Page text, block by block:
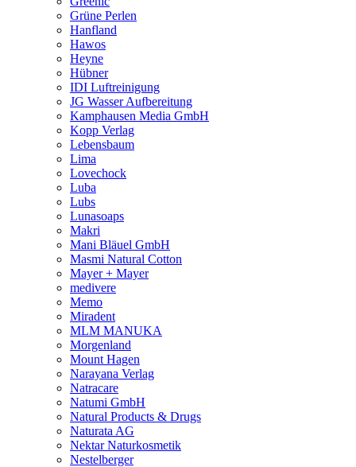
Grüne Perlen
Hanfland
Hawos
Heyne
Hübner
IDI Luftreinigung
JG Wasser Aufbereitung
Kamphausen Media GmbH
Kopp Verlag
Lebensbaum
Lima
Lovechock
Luba
Lubs
Lunasoaps
Makri
Mani Bläuel GmbH
Masmi Natural Cotton
Mayer + Mayer
medivere
Memo
Miradent
MLM MANUKA
Morgenland
Mount Hagen
Narayana Verlag
Natracare
Natumi GmbH
Natural Products & Drugs
Naturata AG
Nektar Naturkosmetik
Nestelberger